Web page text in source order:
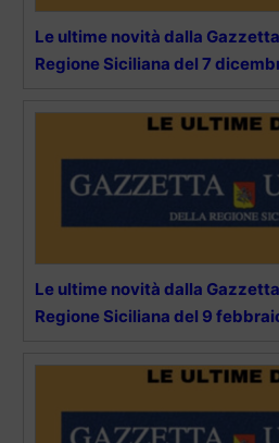
Le ultime novità dalla
Regione Siciliana del 7
Le ultime novità dalla
Regione Siciliana del 9